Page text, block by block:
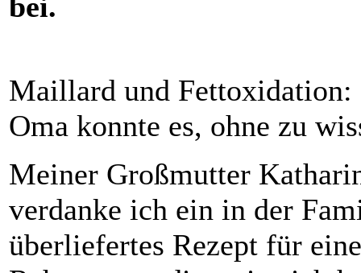
bei.
Maillard und Fettoxidation:
Oma konnte es, ohne zu
Meiner Großmutter
verdanke ich ein in der
überliefertes Rezept für eine